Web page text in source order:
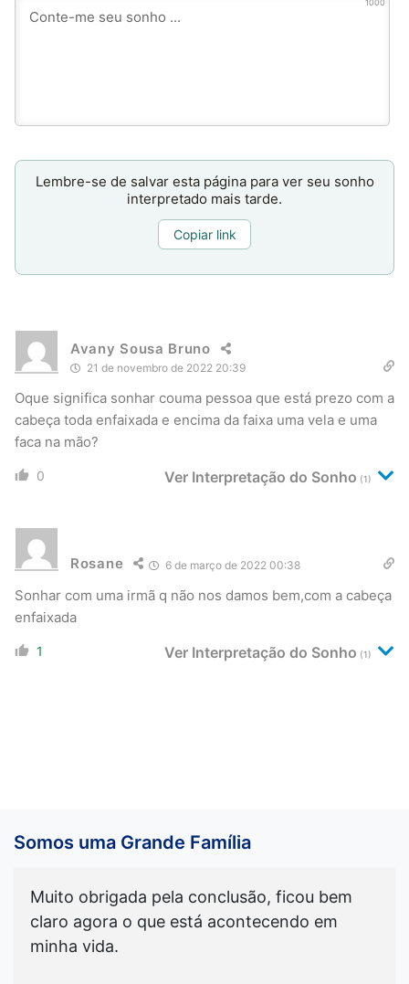
Lembre-se de salvar esta página para ver seu sonho
interpretado mais tarde.
Copiar link
Avany Sousa Bruno
21 de novembro de 2022 20:39
Oque significa sonhar couma pessoa que está prezo com a
cabeça toda enfaixada e encima da faixa uma vela e uma
faca na mão?
0 Ver Interpretação do Sonho (1)
Rosane 6 de março de 2022 00:38
Sonhar com uma irmã q não nos damos bem,com a cabeça
enfaixada
1 Ver Interpretação do Sonho (1)
Somos uma Grande Família
Muito obrigada pela conclusão, ficou bem
claro agora o que está acontecendo em
minha vida.